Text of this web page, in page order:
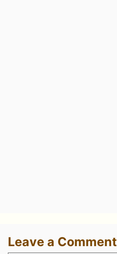
Leave a Comment